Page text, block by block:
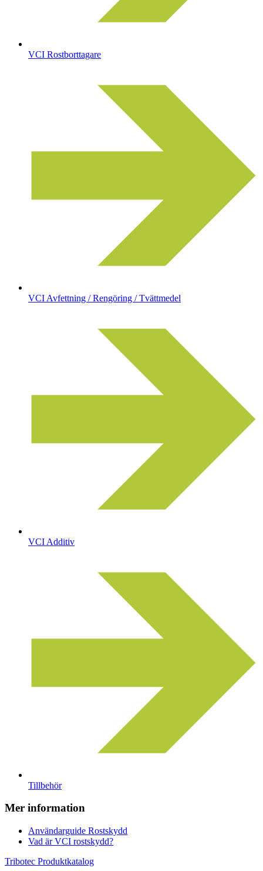
VCI Rostborttagare
VCI Avfettning / Rengöring / Tvättmedel
VCI Additiv
Tillbehör
Mer information
Användarguide Rostskydd
Vad är VCI rostskydd?
Tribotec Produktkatalog